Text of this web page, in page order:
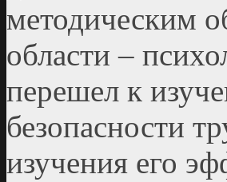
методическим
области –
перешел к
безопасности
изучения его